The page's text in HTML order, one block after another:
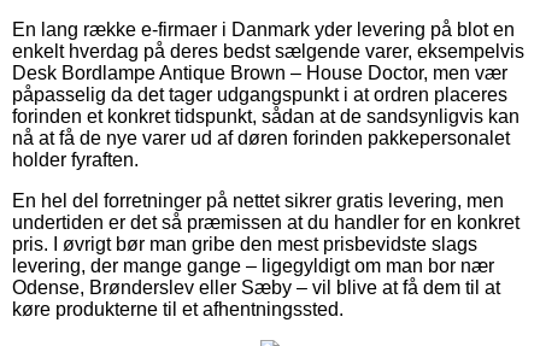
En lang række e-firmaer i Danmark yder levering på blot en
enkelt hverdag på deres bedst sælgende varer, eksempelvis
Desk Bordlampe Antique Brown – House Doctor, men vær
påpasselig da det tager udgangspunkt i at ordren placeres
forinden et konkret tidspunkt, sådan at de sandsynligvis kan
nå at få de nye varer ud af døren forinden pakkepersonalet
holder fyraften.
En hel del forretninger på nettet sikrer gratis levering, men
undertiden er det så præmissen at du handler for en konkret
pris. I øvrigt bør man gribe den mest prisbevidste slags
levering, der mange gange – ligegyldigt om man bor nær
Odense, Brønderslev eller Sæby – vil blive at få dem til at
køre produkterne til et afhentningssted.